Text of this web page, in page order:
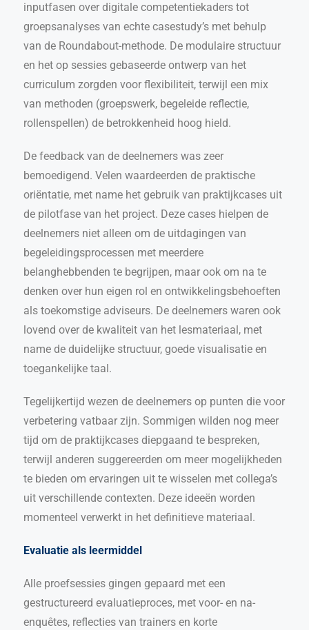
inputfasen over digitale competentiekaders tot
groepsanalyses van echte casestudy’s met behulp
van de Roundabout-methode. De modulaire structuur
en het op sessies gebaseerde ontwerp van het
curriculum zorgden voor flexibiliteit, terwijl een mix
van methoden (groepswerk, begeleide reflectie,
rollenspellen) de betrokkenheid hoog hield.
De feedback van de deelnemers was zeer
bemoedigend. Velen waardeerden de praktische
oriëntatie, met name het gebruik van praktijkcases uit
de pilotfase van het project. Deze cases hielpen de
deelnemers niet alleen om de uitdagingen van
begeleidingsprocessen met meerdere
belanghebbenden te begrijpen, maar ook om na te
denken over hun eigen rol en ontwikkelingsbehoeften
als toekomstige adviseurs. De deelnemers waren ook
lovend over de kwaliteit van het lesmateriaal, met
name de duidelijke structuur, goede visualisatie en
toegankelijke taal.
Tegelijkertijd wezen de deelnemers op punten die voor
verbetering vatbaar zijn. Sommigen wilden nog meer
tijd om de praktijkcases diepgaand te bespreken,
terwijl anderen suggereerden om meer mogelijkheden
te bieden om ervaringen uit te wisselen met collega’s
uit verschillende contexten. Deze ideeën worden
momenteel verwerkt in het definitieve materiaal.
Evaluatie als leermiddel
Alle proefsessies gingen gepaard met een
gestructureerd evaluatieproces, met voor- en na-
enquêtes, reflecties van trainers en korte